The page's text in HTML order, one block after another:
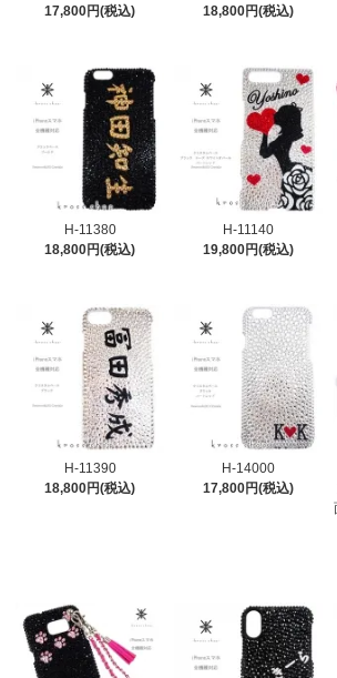
17,800円(税込)
18,800円(税込)
H-11380
18,800円(税込)
H-11140
19,800円(税込)
H-11390
18,800円(税込)
H-14000
17,800円(税込)